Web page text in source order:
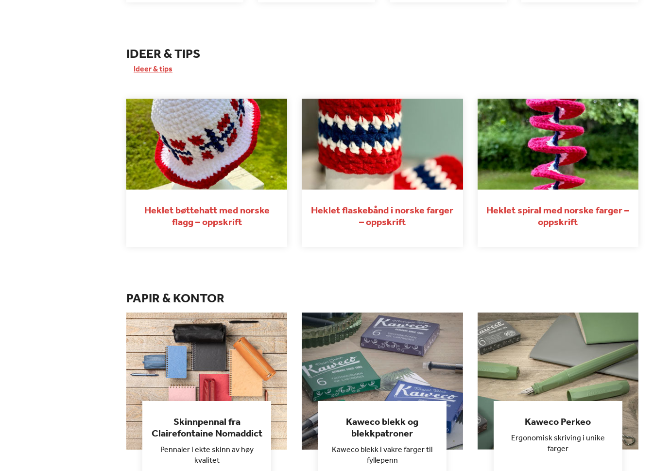
IDEER & TIPS
Ideer & tips
Heklet bøttehatt med norske
flagg – oppskrift
Heklet flaskebånd i norske farger
– oppskrift
Heklet spiral med norske farger –
oppskrift
PAPIR & KONTOR
Skinnpennal fra
Clairefontaine Nomaddict
Pennaler i ekte skinn av høy
kvalitet
Kaweco blekk og
blekkpatroner
Kaweco blekk i vakre farger til
fyllepenn
Kaweco Perkeo
Ergonomisk skriving i unike
farger